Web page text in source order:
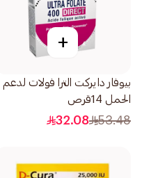
+
بيوفار دايركت الترا فولات لدعم
الحمل 14قرص
53.48
32.08